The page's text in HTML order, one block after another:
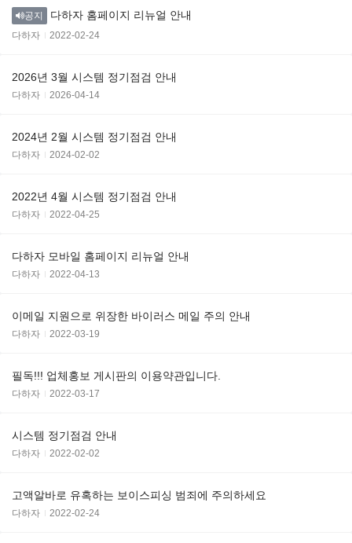
공지 다하자 홈페이지 리뉴얼 안내
다하자 2022-02-24
2026년 3월 시스템 정기점검 안내
다하자 2026-04-14
2024년 2월 시스템 정기점검 안내
다하자 2024-02-02
2022년 4월 시스템 정기점검 안내
다하자 2022-04-25
다하자 모바일 홈페이지 리뉴얼 안내
다하자 2022-04-13
이메일 지원으로 위장한 바이러스 메일 주의 안내
다하자 2022-03-19
필독!!! 업체홍보 게시판의 이용약관입니다.
다하자 2022-03-17
시스템 정기점검 안내
다하자 2022-02-02
고액알바로 유혹하는 보이스피싱 범죄에 주의하세요
다하자 2022-02-24